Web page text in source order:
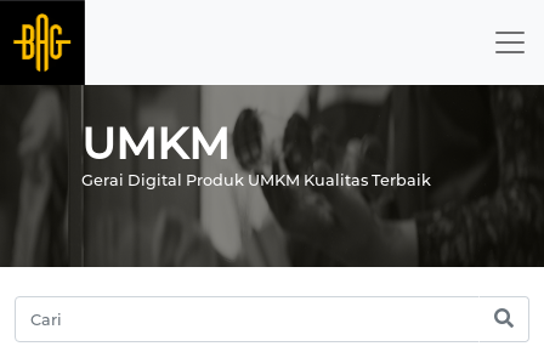
UMKM
Gerai Digital Produk UMKM Kualitas Terbaik